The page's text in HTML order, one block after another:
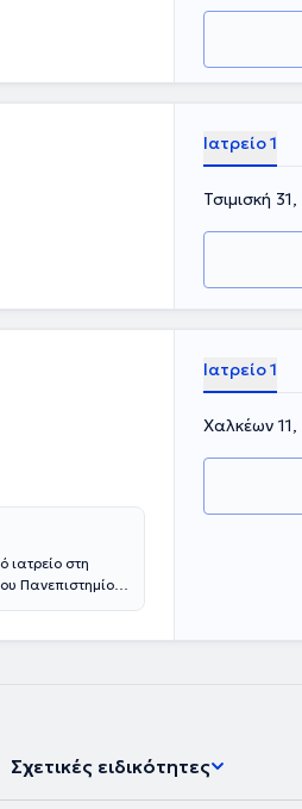
Ιατρείο 1
Τσιμισκή
ιατρείο στη
Πανεπιστημίου
συγγραφέας
και ‘Ψυχιατρική
και
Ιατρείο 1
Χαλκέων
Σχετικές ειδικότητες